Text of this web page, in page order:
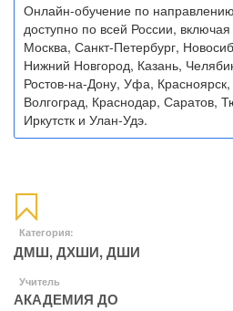
Онлайн-обучение по
доступно по всей России,
Москва, Санкт-Петербург,
Нижний Новгород, Казань,
Ростов-на-Дону, Уфа,
Волгоград, Краснодар, Саратов,
Иркутстк и Улан-Удэ.
Категория:
ДМШ, ДХШИ, ДШИ
Учитель
АКАДЕМИЯ ДО